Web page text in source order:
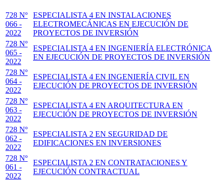
728 Nº
066 -
2022
ESPECIALISTA 4 EN INSTALACIONES
ELECTROMECÁNICAS EN EJECUCIÓN DE
PROYECTOS DE INVERSIÓN
728 Nº
065 -
2022
ESPECIALISTA 4 EN INGENIERÍA ELECTRÓNICA
EN EJECUCIÓN DE PROYECTOS DE INVERSIÓN
728 Nº
064 -
2022
ESPECIALISTA 4 EN INGENIERÍA CIVIL EN
EJECUCIÓN DE PROYECTOS DE INVERSIÓN
728 Nº
063 -
2022
ESPECIALISTA 4 EN ARQUITECTURA EN
EJECUCIÓN DE PROYECTOS DE INVERSIÓN
728 Nº
062 -
2022
ESPECIALISTA 2 EN SEGURIDAD DE
EDIFICACIONES EN INVERSIONES
728 Nº
061 -
2022
ESPECIALISTA 2 EN CONTRATACIONES Y
EJECUCIÓN CONTRACTUAL